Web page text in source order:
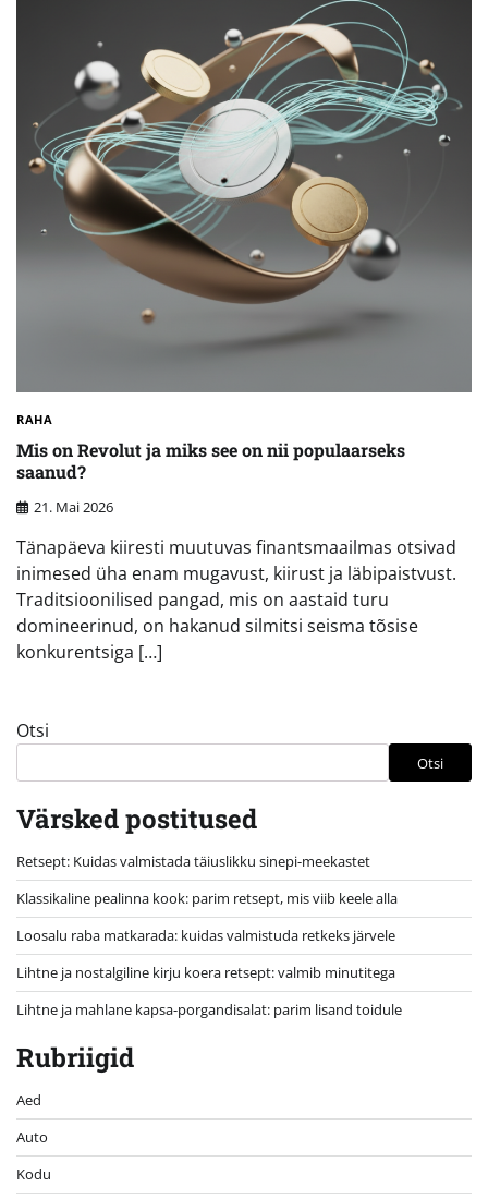
RAHA
Mis on Revolut ja miks see on nii populaarseks
saanud?
21. Mai 2026
Tänapäeva kiiresti muutuvas finantsmaailmas otsivad
inimesed üha enam mugavust, kiirust ja läbipaistvust.
Traditsioonilised pangad, mis on aastaid turu
domineerinud, on hakanud silmitsi seisma tõsise
konkurentsiga […]
Otsi
Otsi
Värsked postitused
Retsept: Kuidas valmistada täiuslikku sinepi-meekastet
Klassikaline pealinna kook: parim retsept, mis viib keele alla
Loosalu raba matkarada: kuidas valmistuda retkeks järvele
Lihtne ja nostalgiline kirju koera retsept: valmib minutitega
Lihtne ja mahlane kapsa-porgandisalat: parim lisand toidule
Rubriigid
Aed
Auto
Kodu